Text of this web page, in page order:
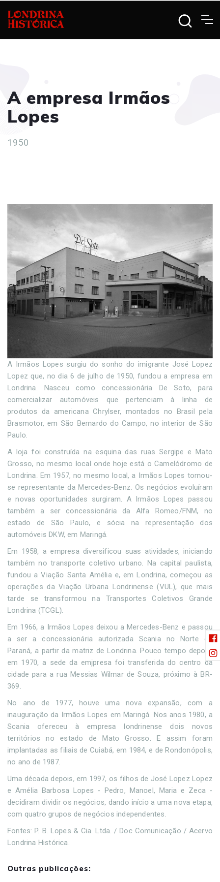
A empresa Irmãos
Lopes
1950
A Irmãos Lopes surgiu do sonho do imigrante José Lopez
Lopez que, no dia 6 de julho de 1950, fundou a empresa em
Londrina. Nasceu como concessionária De Soto, para
comercializar automóveis que pertenciam à linha de
produtos da americana Chrylser, montados no Brasil pela
Brasmotor, em São Bernardo do Campo, no interior de São
Paulo.
A loja foi construída na esquina das ruas Sergipe e Mato
Grosso, no mesmo local onde hoje está o Camelódromo de
Londrina. Em 1957, no mesmo local, a Irmãos Lopes tornou-
se representante da Mercedes-Benz. Os negócios evoluíram
e novas oportunidades surgiram. A Irmãos Lopes passou
também a ser concessionária da Alfa Romeo/FNM, no
estado de São Paulo, e sócia na representação dos
automóveis DKW, em Maringá.
Em 1958, a empresa diversificou suas atividades, iniciando
também no transporte coletivo urbano. Na capital paulista,
fundou a Viação Santa Amélia e, em Londrina, começou as
operações da Viação Urbana Londrinense (VUL), que mais
tarde se transformou na Transportes Coletivos Grande
Londrina (TCGL).
Em 1966, a Irmãos Lopes deixou a Mercedes-Benz e passou
a ser a concessionária autorizada Scania no Norte do
Paraná, a partir da matriz de Londrina. Pouco tempo depois,
em 1970, a sede da emjpresa foi transferida do centro da
cidade para a rua Messias Wilmar de Souza, próximo à BR-
369.
No ano de 1977, houve uma nova expansão, com a
inauguração da Irmãos Lopes em Maringá. Nos anos 1980, a
Scania ofereceu à empresa londrinense dois novos
territórios no estado de Mato Grosso. E assim foram
implantadas as filiais de Cuiabá, em 1984, e de Rondonópolis,
no ano de 1987.
Uma década depois, em 1997, os filhos de José Lopez Lopez
e Amélia Barbosa Lopes - Pedro, Manoel, Maria e Zeca -
decidiram dividir os negócios, dando início a uma nova etapa,
com quatro grupos de negócios independentes.
Fontes: P. B. Lopes & Cia. Ltda. / Doc Comunicação / Acervo
Londrina Histórica.
Outras publicações: